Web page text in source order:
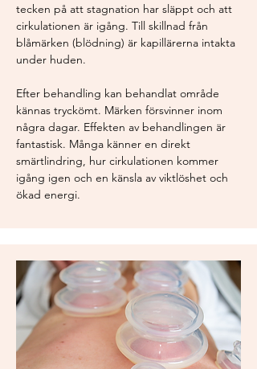
tecken på att stagnation har släppt och att
cirkulationen är igång. Till skillnad från
blåmärken (blödning) är kapillärerna intakta
under huden.
Efter behandling kan behandlat område
kännas tryckömt. Märken försvinner inom
några dagar. Effekten av behandlingen är
fantastisk. Många känner en direkt
smärtlindring, hur cirkulationen kommer
igång igen och en känsla av viktlöshet och
ökad energi.